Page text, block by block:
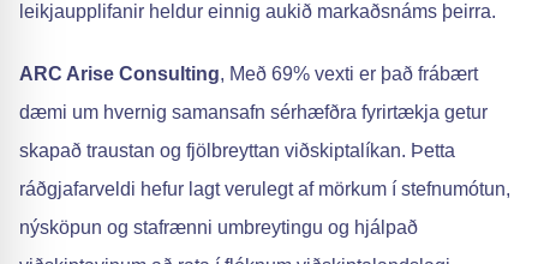
leikjaupplifanir heldur einnig aukið markaðsnáms þeirra.
ARC Arise Consulting, Með 69% vexti er það frábært
dæmi um hvernig samansafn sérhæfðra fyrirtækja getur
skapað traustan og fjölbreyttan viðskiptalíkan. Þetta
ráðgjafarveldi hefur lagt verulegt af mörkum í stefnumótun,
nýsköpun og stafrænni umbreytingu og hjálpað